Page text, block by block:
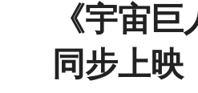
《宇宙
同步上映